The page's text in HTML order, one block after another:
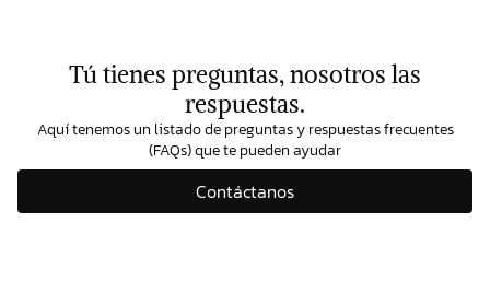
Tú tienes preguntas, nosotros las
respuestas.
Aquí tenemos un listado de preguntas y respuestas frecuentes
(FAQs) que te pueden ayudar
Contáctanos